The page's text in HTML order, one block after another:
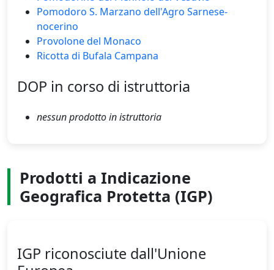
Pomodoro S. Marzano dell'Agro Sarnese-
nocerino
Provolone del Monaco
Ricotta di Bufala Campana
DOP in corso di istruttoria
nessun prodotto in istruttoria
Prodotti a Indicazione
Geografica Protetta (IGP)
IGP riconosciute dall'Unione